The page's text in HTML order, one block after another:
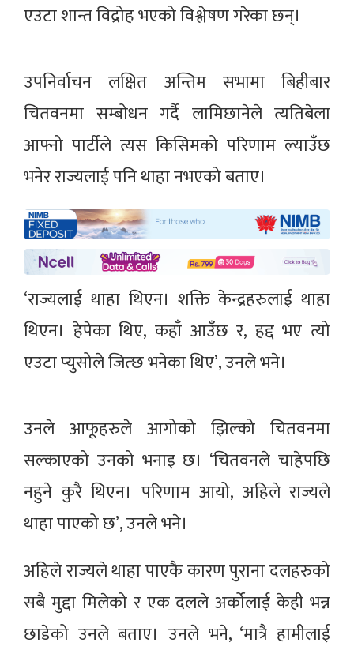
एउटा शान्त विद्रोह भएको विश्लेषण गरेका छन्।
उपनिर्वाचन लक्षित अन्तिम सभामा बिहीबार
चितवनमा सम्बोधन गर्दै लामिछानेले त्यतिबेला
आफ्नो पार्टीले त्यस किसिमको परिणाम ल्याउँछ
भनेर राज्यलाई पनि थाहा नभएको बताए।
‘राज्यलाई थाहा थिएन। शक्ति केन्द्रहरुलाई थाहा
थिएन। हेपेका थिए, कहाँ आउँछ र, हद्द भए त्यो
एउटा प्युसोले जित्छ भनेका थिए’, उनले भने।
उनले आफूहरुले आगोको झिल्को चितवनमा
सल्काएको उनको भनाइ छ। ‘चितवनले चाहेपछि
नहुने कुरै थिएन। परिणाम आयो, अहिले राज्यले
थाहा पाएको छ’, उनले भने।
अहिले राज्यले थाहा पाएकै कारण पुराना दलहरुको
सबै मुद्दा मिलेको र एक दलले अर्कोलाई केही भन्न
छाडेको उनले बताए। उनले भने, ‘मात्रै हामीलाई